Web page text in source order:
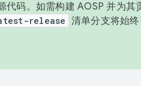
代码。如需构建 AOSP 并为其
release 清单分支将始